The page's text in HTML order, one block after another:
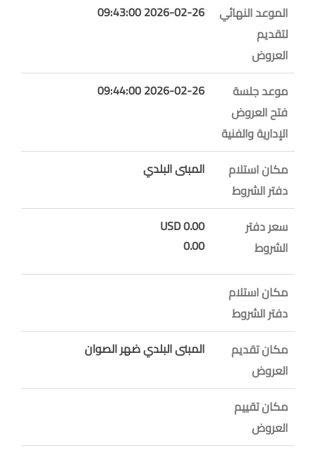
الموعد النهائي
لتقديم
العروض
2026-02-26 09:43:00
موعد جلسة
فتح العروض
الإدارية والفنية
2026-02-26 09:44:00
مكان استلام
دفتر الشروط
المبنى البلدي
سعر دفتر
الشروط
0.00 USD
0.00
مكان استلام
دفتر الشروط
مكان تقديم
العروض
المبنى البلدي ضهر الصوان
مكان تقييم
العروض